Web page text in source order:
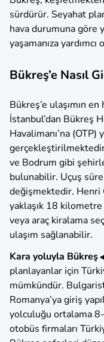
sürdürür. Seyahat
hava durumuna göre
yaşamanıza yardımcı
Bükreş’e Nasıl
Bükreş’e ulaşımın
İstanbul’dan Bükreş
Havalimanı’na
ve Bodrum gibi
bulunabilir. Uçuş
değişmektedir. Henri
yaklaşık 18
veya araç kiralama
ulaşım sağlanabilir.
Kara yoluyla Bükreş
planlayanlar için
mümkündür.
Romanya’ya giriş
yolculuğu ortalama
otobüs firmaları